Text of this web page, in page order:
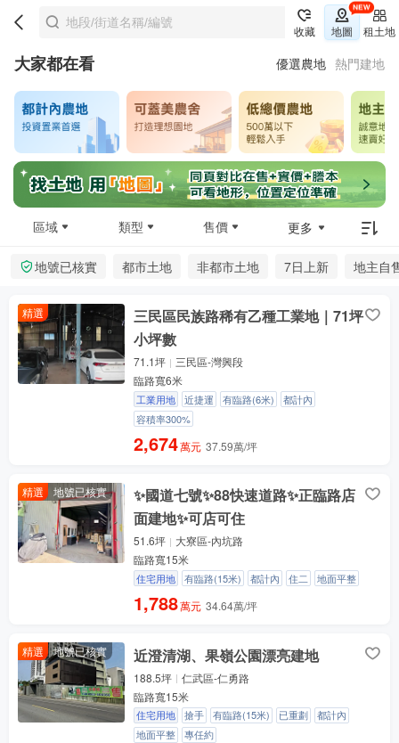
收藏 地圖 租土地
大家都在看 優選農地 熱門建地
區域 類型 售價 更多
地號已核實 都市土地 非都市土地 7日上新 地主自
精選
三民區民族路稀有乙種工業地｜71坪
小坪數
71.1坪
三民區-灣興段
臨路寬6米
工業用地 近捷運 有臨路(6米)
都計內
容積率300%
2,674萬元 37.59萬/坪
精選 地號已核實
✨國道七號✨88快速道路✨正臨路店
面建地✨可店可住
51.6坪
大寮區-內坑路
臨路寬15米
住宅用地 有臨路(15米) 都計內 住二 地面平整
1,788萬元 34.64萬/坪
精選 地號已核實 近澄清湖、果嶺公園漂亮建地
188.5坪
仁武區-仁勇路
臨路寬15米
住宅用地 搶手 有臨路(15米) 已重劃
都計內
地面平整
專任約